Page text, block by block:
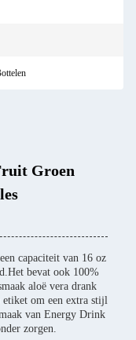
Groen
capaciteit van 16 oz
bevat ook 100%
aloë vera drank
etiket om een extra stijl
van Energy Drink
zorgen.